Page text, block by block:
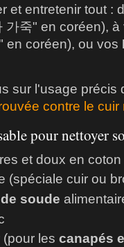
et entretenir tout :
가죽" en coréen),
en coréen), ou vos
sur l'usage précis
contre le cuir
pour nettoyer
et doux en coton
(spéciale cuir ou
soude
(pour lescanapés